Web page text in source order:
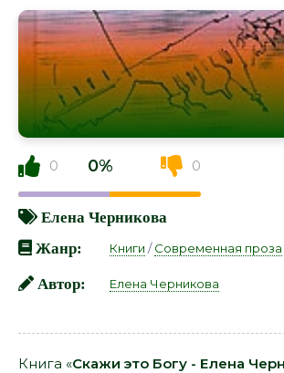
0 0% 0
Елена Черникова
Жанр:
Книги /Современная проза
Автор: Елена Черникова
Книга «Скажи это Богу - Елена